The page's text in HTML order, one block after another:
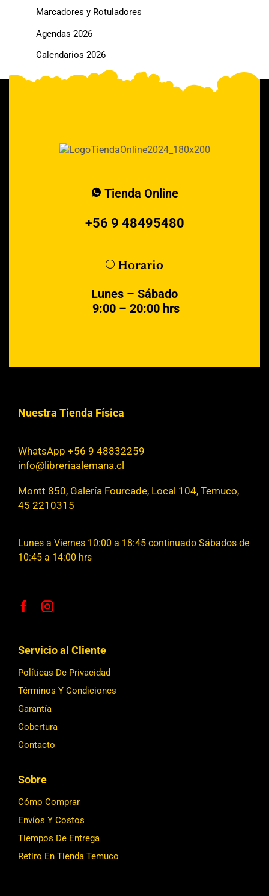
Marcadores y Rotuladores
Agendas 2026
Calendarios 2026
Tienda Online
+56 9 48495480
Horario
Lunes – Sábado
9:00 – 20:00 hrs
Nuestra Tienda Física
WhatsApp +56 9 48832259
info@libreriaalemana.cl
Montt 850, Galería Fourcade, Local 104, Temuco,
45 2210315
Lunes a Viernes 10:00 a 18:45 continuado Sábados de
10:45 a 14:00 hrs
Servicio al Cliente
Políticas De Privacidad
Términos Y Condiciones
Garantía
Cobertura
Contacto
Sobre
Cómo Comprar
Envíos Y Costos
Tiempos De Entrega
Retiro En Tienda Temuco